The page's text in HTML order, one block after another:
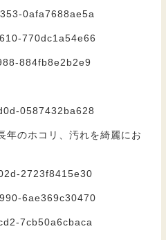
年のホコリ、汚れを綺麗にお